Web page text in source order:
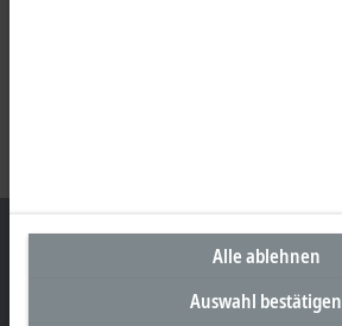
Unternehmenszentrale Deutschland
Alle ablehnen
Auswahl bestätigen